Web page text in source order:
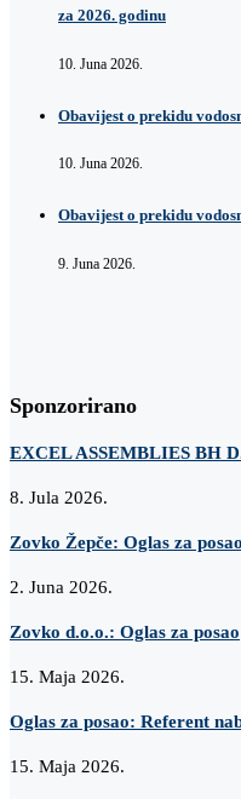
za 2026. godinu
10. Juna 2026.
Obavijest o prekidu
10. Juna 2026.
Obavijest o prekidu
9. Juna 2026.
Sponzorirano
EXCEL ASSEMBLIES BH
8. Jula 2026.
Zovko Žepče: Oglas za posao
2. Juna 2026.
Zovko d.o.o.: Oglas za posao
15. Maja 2026.
Oglas za posao: Referent
15. Maja 2026.